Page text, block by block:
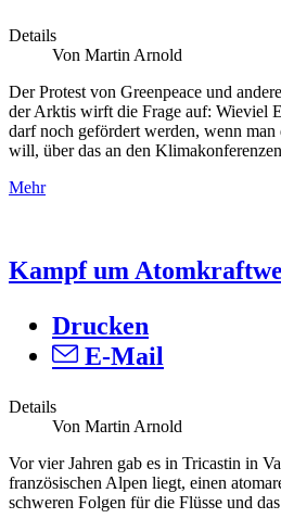
Details
Von Martin Arnold
Der Protest von Greenpeace und
der Arktis wirft die Frage auf: Wieviel
darf noch gefördert werden, wenn
will, über das an den
Mehr
Kampf um
Drucken
E-Mail
Details
Von Martin Arnold
Vor vier Jahren gab es in Tricastin in
französischen Alpen liegt, einen
schweren Folgen für die Flüsse und